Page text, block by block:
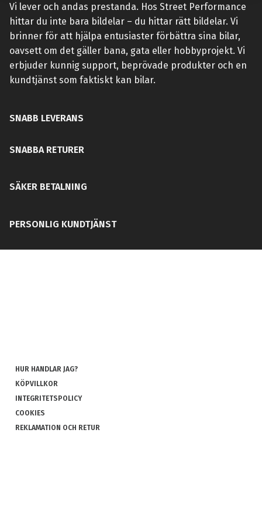
Vi lever och andas prestanda. Hos Street Performance
hittar du inte bara bildelar – du hittar rätt bildelar. Vi
brinner för att hjälpa entusiaster förbättra sina bilar,
oavsett om det gäller bana, gata eller hobbyprojekt. Vi
erbjuder kunnig support, beprövade produkter och en
kundtjänst som faktiskt kan bilar.
SNABB LEVERANS
SNABBA RETURER
SÄKER BETALNING
PERSONLIG KUNDTJÄNST
HUR HANDLAR JAG?
KÖPVILLKOR
INTEGRITETSPOLICY
COOKIES
REKLAMATION OCH RETUR